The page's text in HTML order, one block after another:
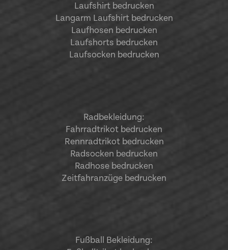
Laufshirt bedrucken
Langarm Laufshirt bedrucken
Laufhosen bedrucken
Laufshorts bedrucken
Laufsocken bedrucken
Radbekleidung:
Fahrradtrikot bedrucken
Rennradtrikot bedrucken
Radsocken bedrucken
Radhose bedrucken
Zeitfahranzüge bedrucken
Fußball Bekleidung: